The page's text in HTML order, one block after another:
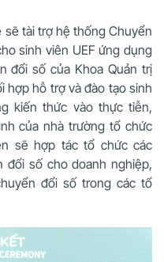
sẽ tài trợ hệ thống Chuyển
sinh viên UEF ứng dụng
đổi số của Khoa Quản trị
hợp hỗ trợ và đào tạo sinh
kiến thức vào thực tiễn,
của nhà trường tổ chức
sẽ hợp tác tổ chức các
đổi số cho doanh nghiệp,
đổi số trong các tổ